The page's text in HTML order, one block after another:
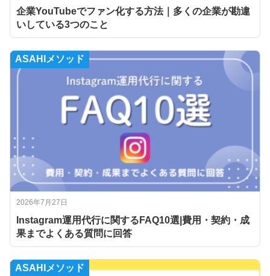
企業YouTubeでファン化する方法｜多くの企業が勘違
いしている3つのこと
ASAHIメソッド
2026年7月27日
Instagram運用代行に関するFAQ10選|費用・契約・成
果までよくある質問に回答
ASAHIメソッド